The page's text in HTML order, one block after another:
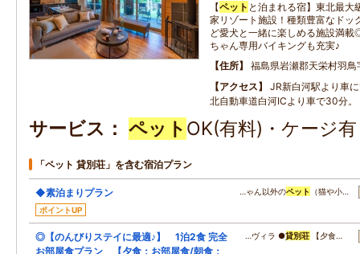
【ペット と泊まれる宿】東北最
家リゾート施設！種類豊富なドッ
ど愛犬と一緒に楽しめる施設満
ちゃん専用バイキングも充実♪
住所
福島県岩瀬郡天栄村羽鳥
アクセス
JR新白河駅より車
北自動車道白河ICより車で30分。
サービス ペット OK(有料)・ケージ
「ペット 貸別荘」を含む宿泊プラン
◆素泊まりプラン
ポイントUP
…ゃん以外のペット （猫や小…
◎【のんびりステイに最適♪】 1泊2食 完全
お部屋食プラン 【夕食：お部屋食/朝食：
…ヴィラ ●貸別荘 【夕食…